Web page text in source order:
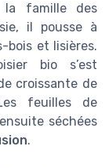
famille des
il pousse à
bois et lisières.
bio s’est
croissante de
feuilles de
séchées
.